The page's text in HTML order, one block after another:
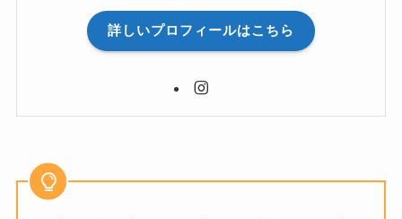
詳しいプロフィールはこちら